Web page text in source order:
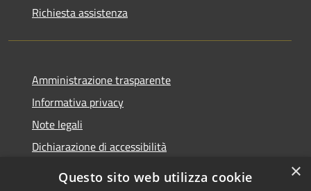
Richiesta assistenza
Amministrazione trasparente
Informativa privacy
Note legali
Dichiarazione di accessibilità
×
Questo sito web utilizza cookie